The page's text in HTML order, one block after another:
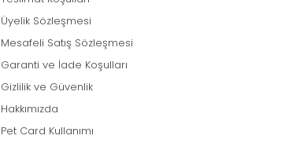
Üyelik Sözleşmesi
Mesafeli Satış Sözleşmesi
Garanti ve İade Koşulları
Gizlilik ve Güvenlik
Hakkımızda
Pet Card Kullanımı